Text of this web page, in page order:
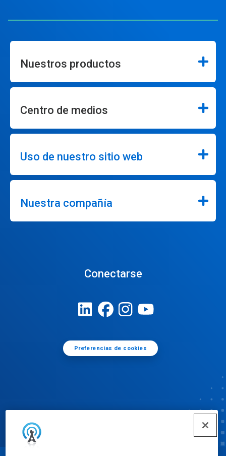
Nuestros productos
Centro de medios
Uso de nuestro sitio web
Nuestra compañía
Conectarse
Preferencias de cookies